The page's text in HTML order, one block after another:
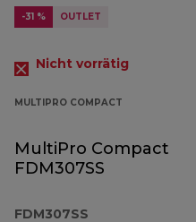
-31 % OUTLET
Nicht vorrätig
MULTIPRO COMPACT
MultiPro Compact
FDM307SS
FDM307SS